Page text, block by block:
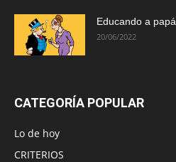
Educando a papá
20/06/2022
CATEGORÍA POPULAR
Lo de hoy
CRITERIOS